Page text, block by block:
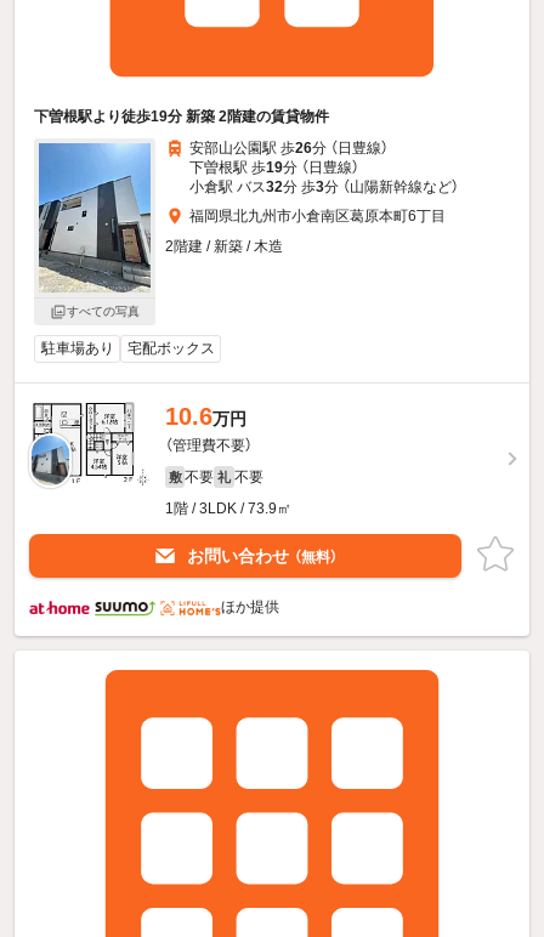
下曽根駅より徒歩19分 新築 2階建の賃貸物件
すべての写真
安部山公園駅 歩26分 （日豊線）
下曽根駅 歩19分 （日豊線）
小倉駅 バス32分 歩3分 （山陽新幹線など）
福岡県北九州市小倉南区葛原本町6丁目
2階建 / 新築 / 木造
駐車場あり 宅配ボックス
10.6万円
（管理費不要）
敷 不要 礼 不要
1階 / 3LDK / 73.9㎡
お問い合わせ （無料）
ほか提供